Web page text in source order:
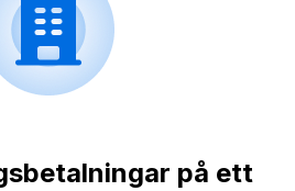
på ett